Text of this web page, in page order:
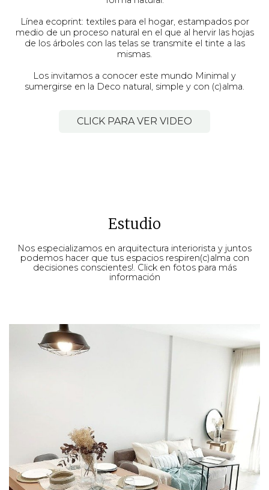
Línea ecoprint: textiles para el hogar, estampados por
medio de un proceso natural en el que al hervir las hojas
de los árboles con las telas se transmite el tinte a las
mismas.
Los invitamos a conocer este mundo Minimal y
sumergirse en la Deco natural, simple y con (c)alma.
CLICK PARA VER VIDEO
Estudio
Nos especializamos en arquitectura interiorista y juntos
podemos hacer que tus espacios respiren(c)alma con
decisiones conscientes!. Click en fotos para más
información